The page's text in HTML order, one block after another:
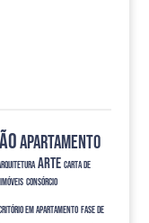
apartamento
arte carta de
consórcio
em apartamento fase de